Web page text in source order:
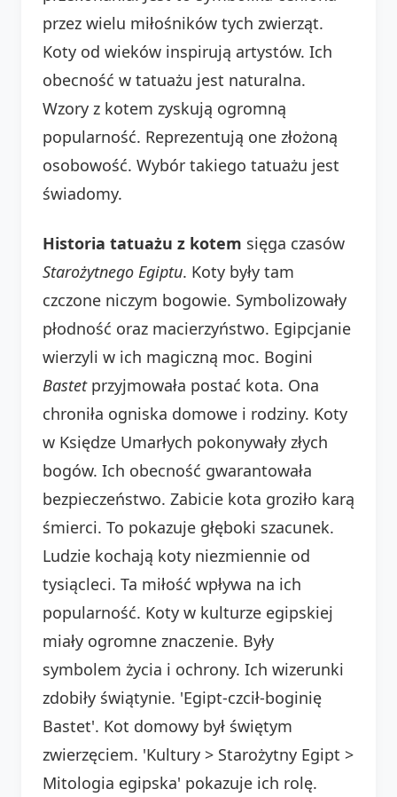
przez wielu miłośników tych zwierząt.
Koty od wieków inspirują artystów. Ich
obecność w tatuażu jest naturalna.
Wzory z kotem zyskują ogromną
popularność. Reprezentują one złożoną
osobowość. Wybór takiego tatuażu jest
świadomy.
Historia tatuażu z kotem sięga czasów
Starożytnego Egiptu. Koty były tam
czczone niczym bogowie. Symbolizowały
płodność oraz macierzyństwo. Egipcjanie
wierzyli w ich magiczną moc. Bogini
Bastetprzyjmowała postać kota. Ona
chroniła ogniska domowe i rodziny. Koty
w Księdze Umarłych pokonywały złych
bogów. Ich obecność gwarantowała
bezpieczeństwo. Zabicie kota groziło karą
śmierci. To pokazuje głęboki szacunek.
Ludzie kochają koty niezmiennie od
tysiącleci. Ta miłość wpływa na ich
popularność. Koty w kulturze egipskiej
miały ogromne znaczenie. Były
symbolem życia i ochrony. Ich wizerunki
zdobiły świątynie. 'Egipt-czcił-boginię
Bastet'. Kot domowy był świętym
zwierzęciem. 'Kultury > Starożytny Egipt >
Mitologia egipska' pokazuje ich rolę.